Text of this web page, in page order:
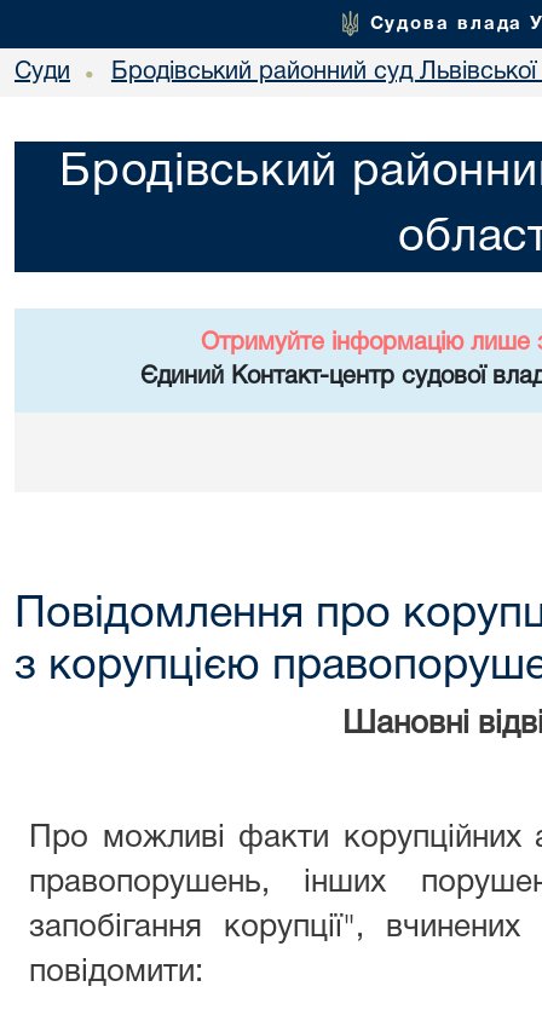
Судова влада
Суди • Бродівський районний суд Львівської
Бродівський
Отримуйте інформацію лише
Єдиний Контакт-центр судової
Повідомлення про
з корупцією
Шановні
Про можливі факти
правопорушень, інших
запобігання корупції", вчинених
повідомити: